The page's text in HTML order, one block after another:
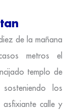
de la mañana
metros el
templo de
los
calle y